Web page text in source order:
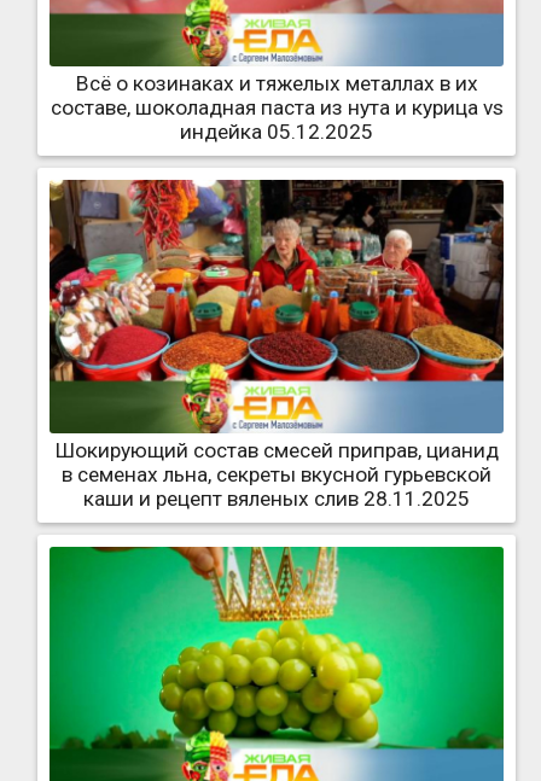
Всё о козинаках и тяжелых металлах в их
составе, шоколадная паста из нута и курица vs
индейка 05.12.2025
Шокирующий состав смесей приправ, цианид
в семенах льна, секреты вкусной гурьевской
каши и рецепт вяленых слив 28.11.2025